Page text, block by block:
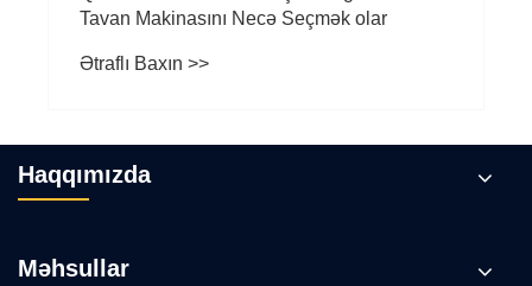
Haqqımızda
Məhsullar